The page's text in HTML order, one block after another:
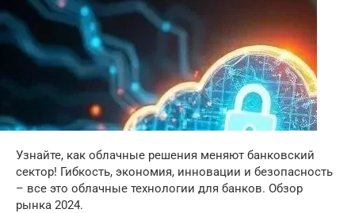
Узнайте, как облачные решения меняют банковский
сектор! Гибкость, экономия, инновации и безопасность
– все это облачные технологии для банков. Обзор
рынка 2024.